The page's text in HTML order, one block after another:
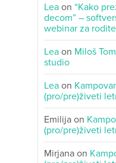
Lea on “Kako
decom” –
webinar za
Lea on Miloš
studio
Lea on
(pro/pre)živeti
Emilija on
(pro/pre)živeti
Mirjana on